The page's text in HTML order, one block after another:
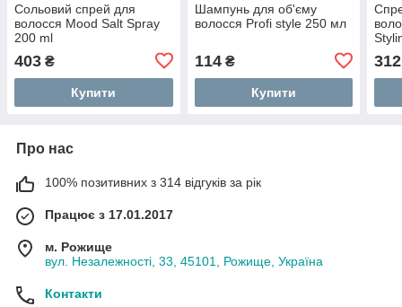
Сольовий спрей для
волосся Mood Salt Spray
200 ml
403 ₴
Купити
Шампунь для об'єму
волосся Profi style 250 мл
114₴
Купити
312
Про нас
100% позитивних з 314 відгуків за рік
Працює з 17.01.2017
м. Рожище
вул. Незалежності, 33, 45101, Рожище, Україна
Контакти